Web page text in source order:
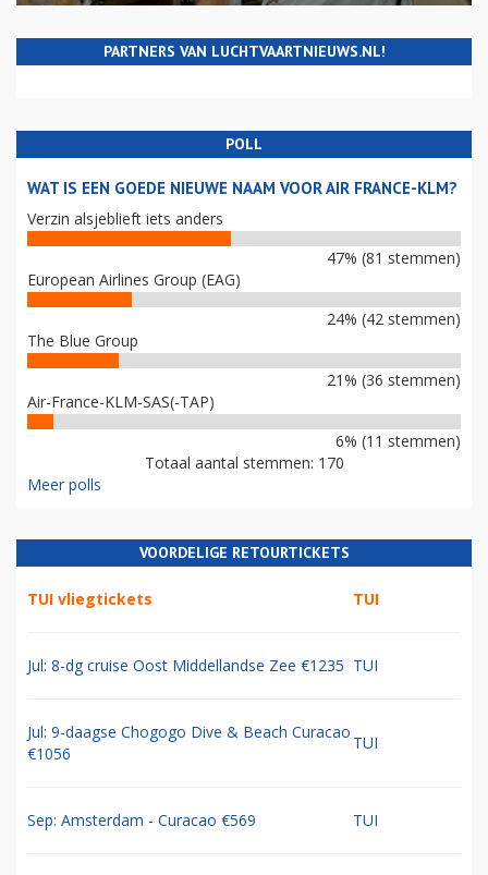
PARTNERS VAN LUCHTVAARTNIEUWS.NL!
POLL
WAT IS EEN GOEDE NIEUWE NAAM VOOR AIR FRANCE-KLM?
Verzin alsjeblieft iets anders
47% (81 stemmen)
European Airlines Group (EAG)
24% (42 stemmen)
The Blue Group
21% (36 stemmen)
Air-France-KLM-SAS(-TAP)
6% (11 stemmen)
Totaal aantal stemmen: 170
Meer polls
VOORDELIGE RETOURTICKETS
TUI vliegtickets TUI
Jul: 8-dg cruise Oost Middellandse Zee €1235 TUI
Jul: 9-daagse Chogogo Dive & Beach Curacao
€1056
TUI
Sep: Amsterdam - Curacao €569 TUI